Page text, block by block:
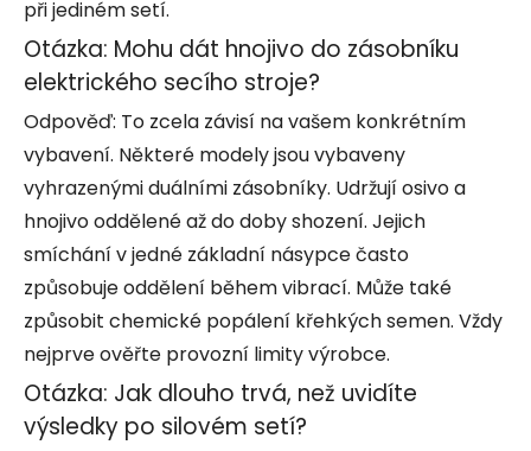
při jediném setí.
Otázka: Mohu dát hnojivo do zásobníku
elektrického secího stroje?
Odpověď: To zcela závisí na vašem konkrétním
vybavení. Některé modely jsou vybaveny
vyhrazenými duálními zásobníky. Udržují osivo a
hnojivo oddělené až do doby shození. Jejich
smíchání v jedné základní násypce často
způsobuje oddělení během vibrací. Může také
způsobit chemické popálení křehkých semen. Vždy
nejprve ověřte provozní limity výrobce.
Otázka: Jak dlouho trvá, než uvidíte
výsledky po silovém setí?